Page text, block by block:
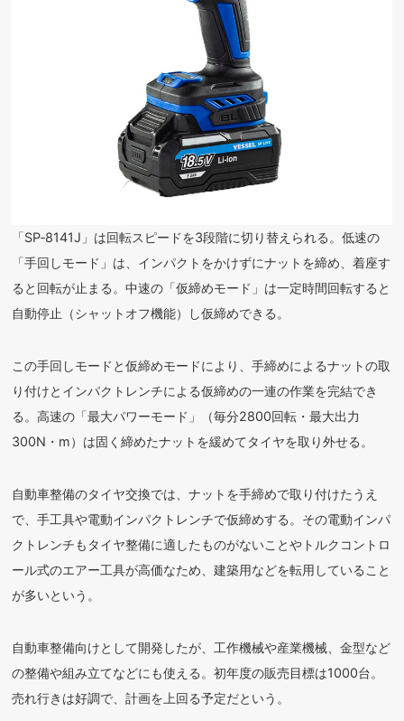
「SP‐8141J」は回転スピードを3段階に切り替えられる。低速の
「手回しモード」は、インパクトをかけずにナットを締め、着座す
ると回転が止まる。中速の「仮締めモード」は一定時間回転すると
自動停止（シャットオフ機能）し仮締めできる。
この手回しモードと仮締めモードにより、手締めによるナットの取
り付けとインパクトレンチによる仮締めの一連の作業を完結でき
る。高速の「最大パワーモード」（毎分2800回転・最大出力
300N・m）は固く締めたナットを緩めてタイヤを取り外せる。
自動車整備のタイヤ交換では、ナットを手締めで取り付けたうえ
で、手工具や電動インパクトレンチで仮締めする。その電動インパ
クトレンチもタイヤ整備に適したものがないことやトルクコントロ
ール式のエアー工具が高価なため、建築用などを転用していること
が多いという。
自動車整備向けとして開発したが、工作機械や産業機械、金型など
の整備や組み立てなどにも使える。初年度の販売目標は1000台。
売れ行きは好調で、計画を上回る予定だという。